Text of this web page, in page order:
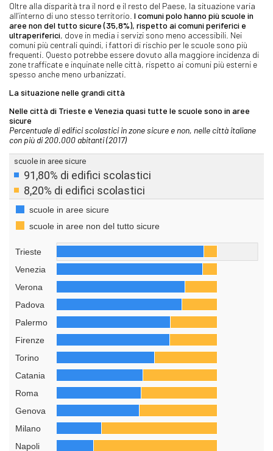
Oltre alla disparità tra il nord e il resto del Paese, la situazione varia
all’interno di uno stesso territorio. I comuni polo hanno più scuole in
aree non del tutto sicure (35,8%), rispetto ai comuni periferici e
ultraperiferici, dove in media i servizi sono meno accessibili. Nei
comuni più centrali quindi, i fattori di rischio per le scuole sono più
frequenti. Questo potrebbe essere dovuto alla maggiore incidenza di
zone trafficate e inquinate nelle città, rispetto ai comuni più esterni e
spesso anche meno urbanizzati.
La situazione nelle grandi città
Nelle città di Trieste e Venezia quasi tutte le scuole sono in aree
sicure
Percentuale di edifici scolastici in zone sicure e non, nelle città italiane
con più di 200.000 abitanti (2017)